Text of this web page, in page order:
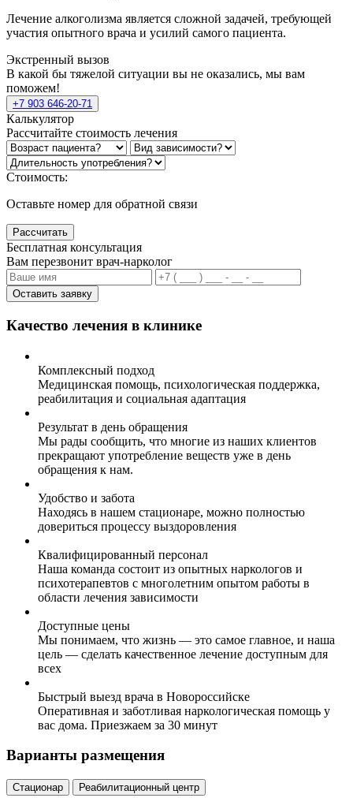
Лечение алкоголизма является сложной задачей, требующей
участия опытного врача и усилий самого пациента.
Экстренный вызов
В какой бы тяжелой ситуации вы не оказались, мы вам
поможем!
+7 903 646-20-71
Калькулятор
Рассчитайте стоимость лечения
Стоимость:
Оставьте номер для обратной связи
Рассчитать
Бесплатная консультация
Вам перезвонит врач-нарколог
Оставить заявку
Качество лечения в клинике
Комплексный подход
Медицинская помощь, психологическая поддержка,
реабилитация и социальная адаптация
Результат в день обращения
Мы рады сообщить, что многие из наших клиентов
прекращают употребление веществ уже в день
обращения к нам.
Удобство и забота
Находясь в нашем стационаре, можно полностью
довериться процессу выздоровления
Квалифицированный персонал
Наша команда состоит из опытных наркологов и
психотерапевтов с многолетним опытом работы в
области лечения зависимости
Доступные цены
Мы понимаем, что жизнь — это самое главное, и наша
цель — сделать качественное лечение доступным для
всех
Быстрый выезд врача в Новороссийске
Оперативная и заботливая наркологическая помощь у
вас дома. Приезжаем за 30 минут
Варианты размещения
Стационар Реабилитационный центр